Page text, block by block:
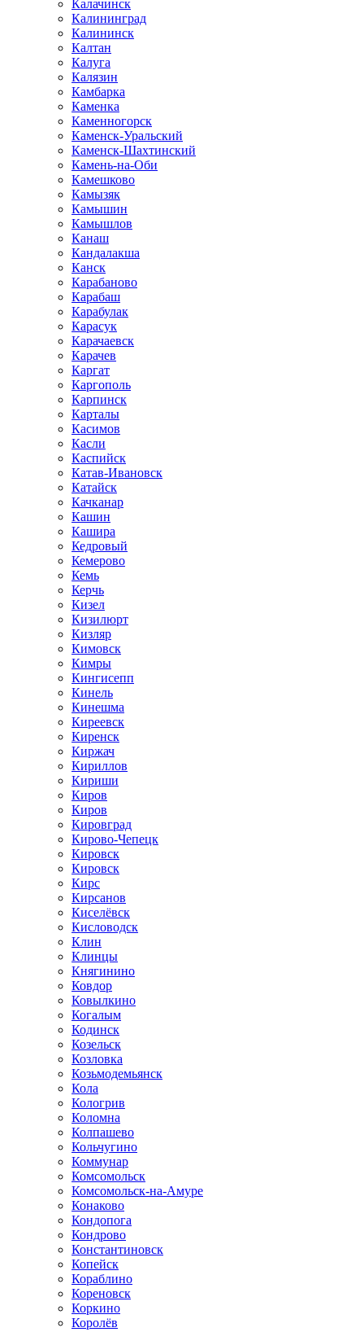
Калачинск
Калининград
Калининск
Калтан
Калуга
Калязин
Камбарка
Каменка
Каменногорск
Каменск-Уральский
Каменск-Шахтинский
Камень-на-Оби
Камешково
Камызяк
Камышин
Камышлов
Канаш
Кандалакша
Канск
Карабаново
Карабаш
Карабулак
Карасук
Карачаевск
Карачев
Каргат
Каргополь
Карпинск
Карталы
Касимов
Касли
Каспийск
Катав-Ивановск
Катайск
Качканар
Кашин
Кашира
Кедровый
Кемерово
Кемь
Керчь
Кизел
Кизилюрт
Кизляр
Кимовск
Кимры
Кингисепп
Кинель
Кинешма
Киреевск
Киренск
Киржач
Кириллов
Кириши
Киров
Киров
Кировград
Кирово-Чепецк
Кировск
Кировск
Кирс
Кирсанов
Киселёвск
Кисловодск
Клин
Клинцы
Княгинино
Ковдор
Ковылкино
Когалым
Кодинск
Козельск
Козловка
Козьмодемьянск
Кола
Кологрив
Коломна
Колпашево
Кольчугино
Коммунар
Комсомольск
Комсомольск-на-Амуре
Конаково
Кондопога
Кондрово
Константиновск
Копейск
Кораблино
Кореновск
Коркино
Королёв